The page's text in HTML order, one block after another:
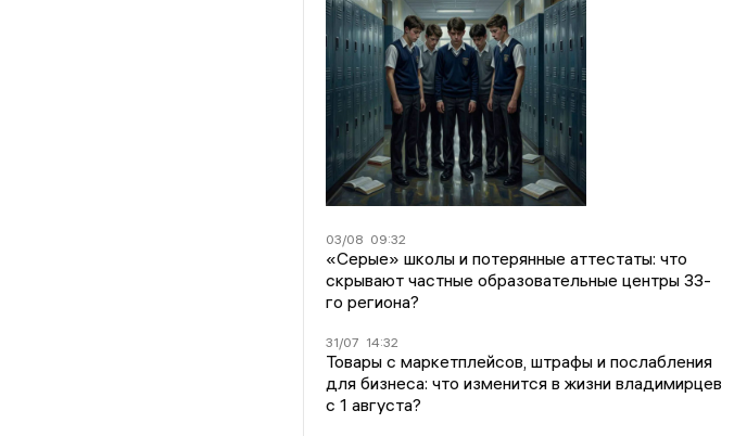
03/08 09:32
«Серые» школы и потерянные аттестаты: что
скрывают частные образовательные центры 33-
го региона?
31/07 14:32
Товары с маркетплейсов, штрафы и послабления
для бизнеса: что изменится в жизни владимирцев
с 1 августа?